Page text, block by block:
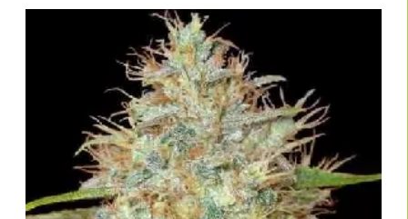
Teufel steckt im Detail: Eine schlecht gemachte Feminisierung
entsteht oft durch die nachlässige Auswahl von "umgekehrten"
weiblichen Pflanzen (auch umgekehrtes Männchen genannt).
Wird vorher nicht die Stressresistenz dieser Pflanzen geprüft,
bekommt man als Ergebnis Samen, die bei den kleinsten
Stressfaktoren zwittern.
Bei unsererLinda Seeds Eigenmarkeund den Top-Breedern
in unserem Shop achten wir darauf, dass nurstabile
Elternlinien mit geringer hermaphroditer
Neigungverwendet werden. Eine moderne Feminisierung mit
Silberthiosulfat (STS) ist heute so sicher, dass die Zwitterrate bei
korrekter Anwendung gegen Null geht.